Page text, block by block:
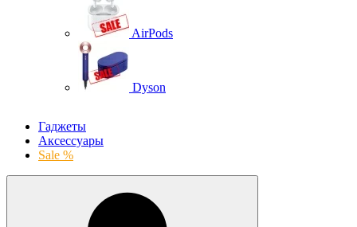
AirPods
Dyson
Гаджеты
Аксессуары
Sale %